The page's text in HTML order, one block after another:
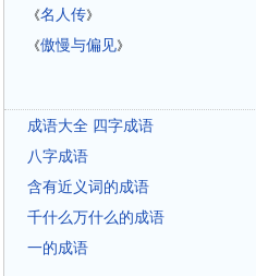
《名人传》
《傲慢与偏见》
成语大全 四字成语
八字成语
含有近义词的成语
千什么万什么的成语
一的成语